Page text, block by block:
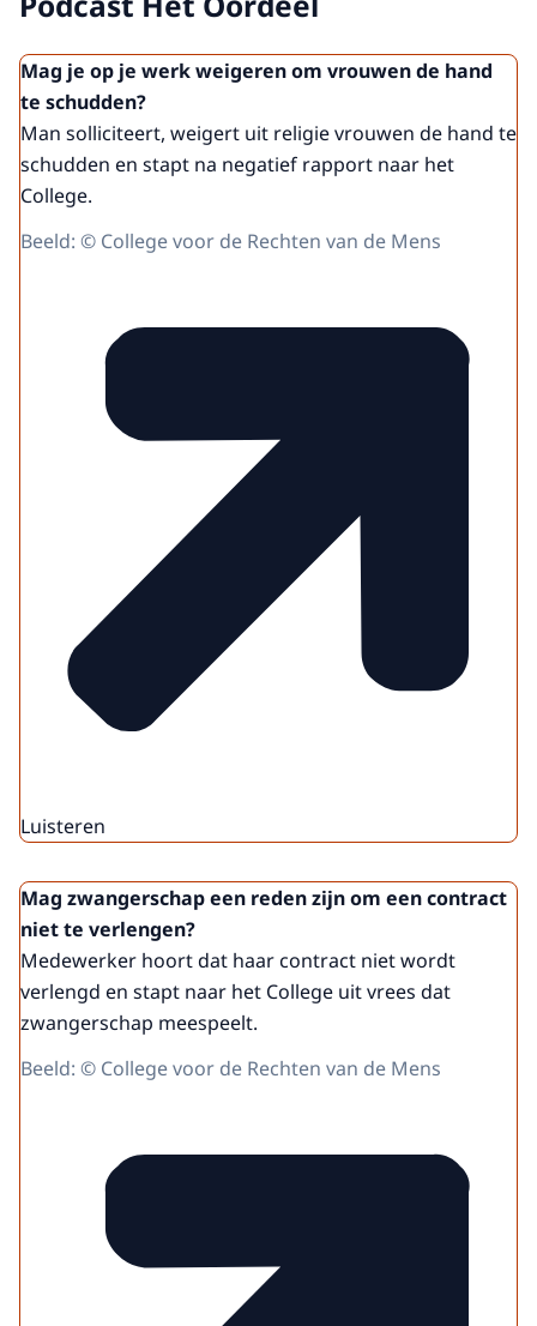
Mag je op je werk weigeren om vrouwen de hand
te schudden?
Man solliciteert, weigert uit religie vrouwen de hand te
schudden en stapt na negatief rapport naar het
College.
Beeld: © College voor de Rechten van de Mens
Luisteren
Mag zwangerschap een reden zijn om een contract
niet te verlengen?
Medewerker hoort dat haar contract niet wordt
verlengd en stapt naar het College uit vrees dat
zwangerschap meespeelt.
Beeld: © College voor de Rechten van de Mens